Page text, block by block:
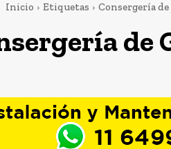
Inicio Etiquetas Consergería de
de